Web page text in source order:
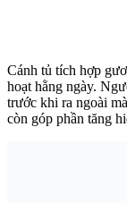
Cánh tủ tích hợp
hoạt hằng ngày.
trước khi ra ngoài
còn góp phần tăng